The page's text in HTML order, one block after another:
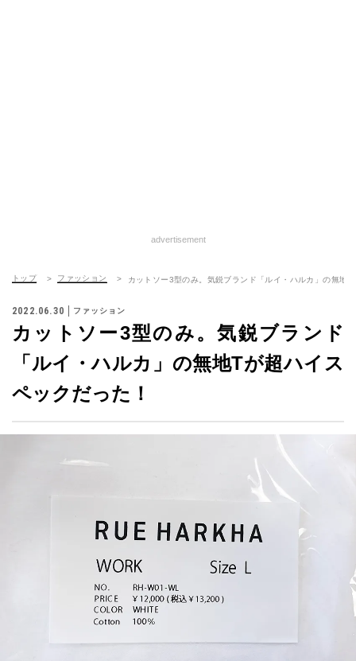
advertisement
トップ ファッション カットソー3型のみ。気鋭ブランド「ルイ・ハルカ」の無地
2022.06.30 ファッション
カットソー3型のみ。気鋭ブランド
「ルイ・ハルカ」の無地Tが超ハイス
ペックだった！